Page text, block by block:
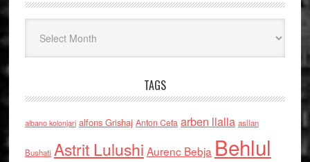
TAGS
albano kolonjari alfons Grishaj Anton Cefa arben llalla asllan
Bushati Astrit Lulushi Aurenc Bebja Behlul